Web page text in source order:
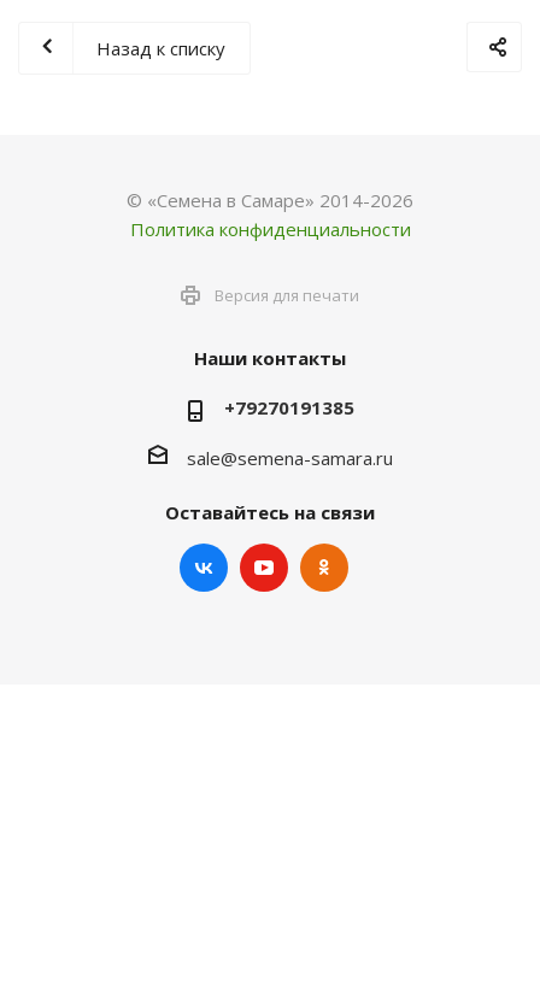
Назад к списку
© «Семена в Самаре» 2014-2026
Политика конфиденциальности
Версия для печати
Наши контакты
+79270191385
sale@semena-samara.ru
Оставайтесь на связи